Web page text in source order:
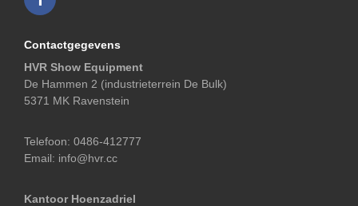
Contactgegevens
HVR Show Equipment
De Hammen 2 (industrieterrein De Bulk)
5371 MK Ravenstein
Telefoon: 0486-412777
Email: info@hvr.cc
Kantoor Hoenzadriel